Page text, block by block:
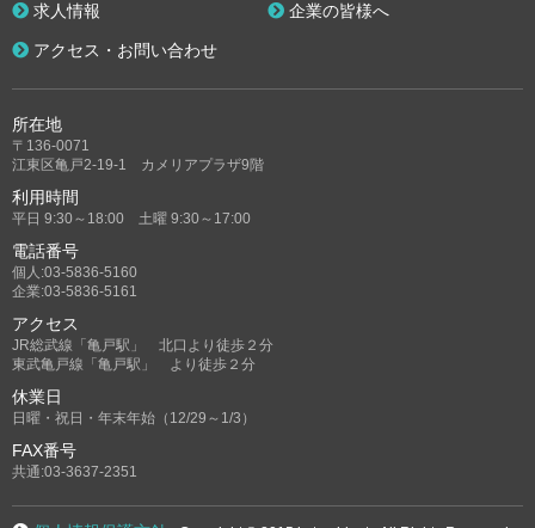
所在地
〒136-0071
江東区亀戸2-19-1 カメリアプラザ9階
利用時間
平日 9:30～18:00 土曜 9:30～17:00
電話番号
個人:03-5836-5160
企業:03-5836-5161
アクセス
JR総武線「亀戸駅」 北口より徒歩２分
東武亀戸線「亀戸駅」 より徒歩２分
休業日
日曜・祝日・年末年始（12/29～1/3）
FAX番号
共通:03-3637-2351
求人情報 企業の皆様へ
アクセス・お問い合わせ